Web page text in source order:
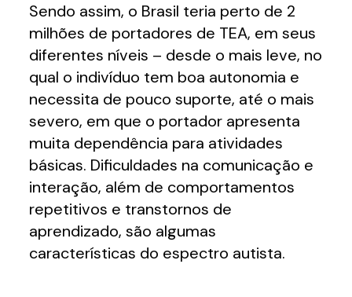
Sendo assim, o Brasil teria perto de 2
milhões de portadores de TEA, em seus
diferentes níveis – desde o mais leve, no
qual o indivíduo tem boa autonomia e
necessita de pouco suporte, até o mais
severo, em que o portador apresenta
muita dependência para atividades
básicas. Dificuldades na comunicação e
interação, além de comportamentos
repetitivos e transtornos de
aprendizado, são algumas
características do espectro autista.